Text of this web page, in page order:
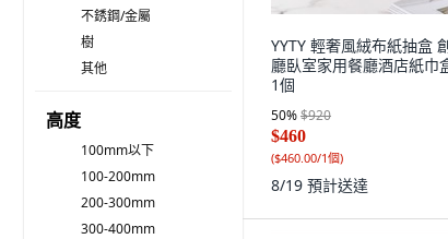
不銹鋼/金屬
樹
其他
高度
100mm以下
100-200mm
200-300mm
300-400mm
YYTY 輕奢風絨布紙抽盒
廳臥室家用餐廳酒店紙巾
1個
50%$920
$460
($460.00/1個)
8/19 預計送達